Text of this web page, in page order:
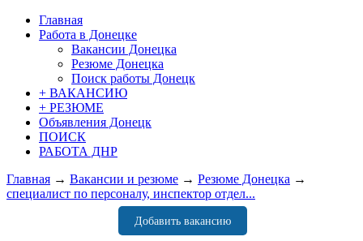
Главная
Работа в Донецке
Вакансии Донецка
Резюме Донецка
Поиск работы Донецк
+ ВАКАНСИЮ
+ РЕЗЮМЕ
Объявления Донецк
ПОИСК
РАБОТА ДНР
Главная → Вакансии и резюме → Резюме Донецка →
специалист по персоналу, инспектор отдел...
Добавить вакансию